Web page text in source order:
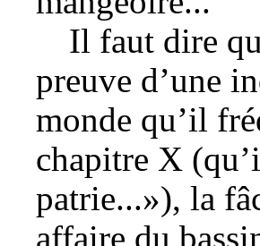
Il faut dire
preuve d’une
monde qu’il
chapitre X
patrie...»), la
affaire du